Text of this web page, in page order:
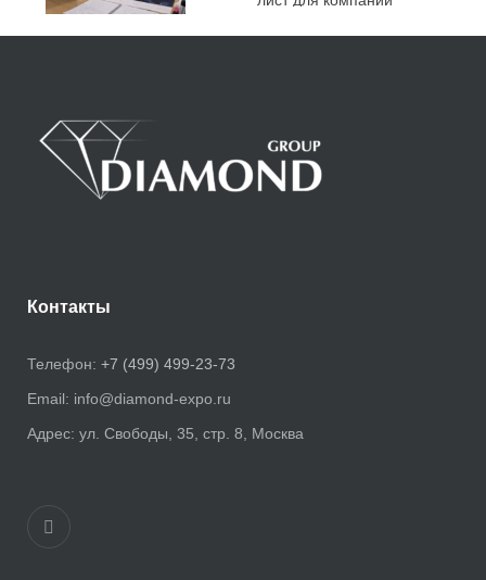
Контакты
Телефон: +7 (499) 499-23-73
Email: info@diamond-expo.ru
Адрес: ул. Свободы, 35, стр. 8, Москва